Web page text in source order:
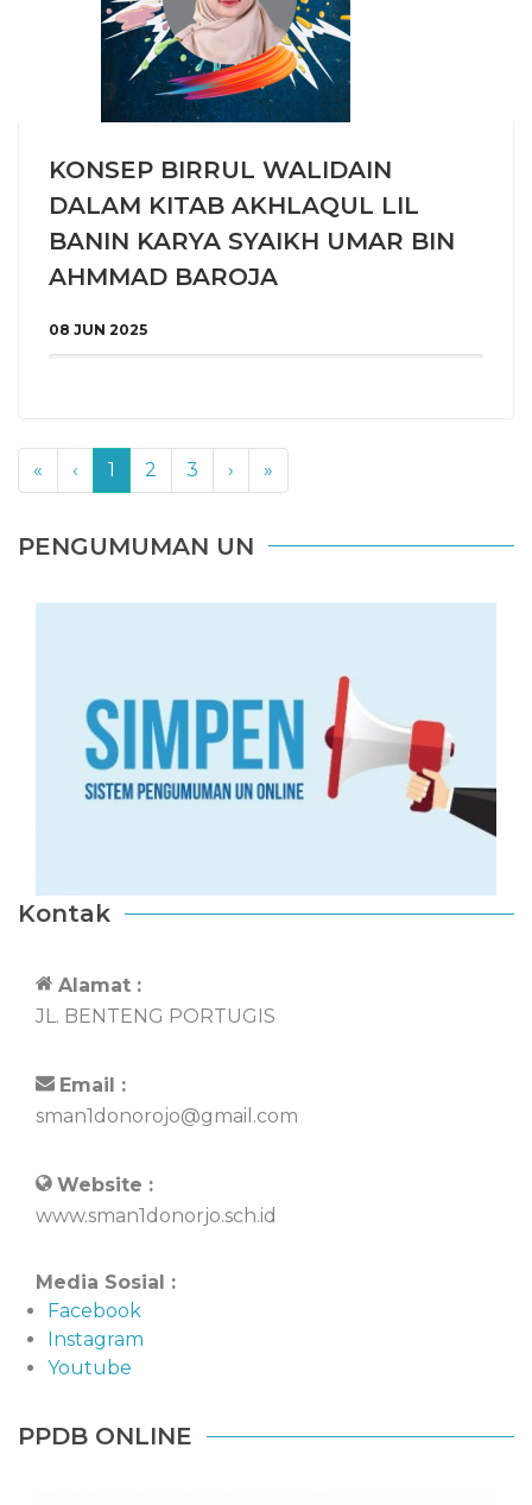
PENGUMUMAN UN
Kontak
Alamat :
JL. BENTENG PORTUGIS
Email :
sman1donorojo@gmail.com
Website :
www.sman1donorjo.sch.id
Media Sosial :
Facebook
Instagram
Youtube
PPDB ONLINE
KONSEP BIRRUL WALIDAIN
DALAM KITAB AKHLAQUL LIL
BANIN KARYA SYAIKH UMAR BIN
AHMMAD BAROJA
08 JUN 2025
« ‹ 1 2 3 › »